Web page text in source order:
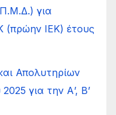
για
(πρώην ΙΕΚ) έτους
Απολυτηρίων
για την Α’, Β’